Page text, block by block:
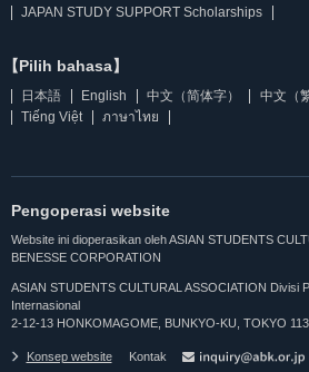
JAPAN STUDY SUPPORT Scholarships
【Pilih bahasa】
日本語 English 中文（简体字） 中文（
Tiếng Việt
ภาษาไทย
Pengoperasi website
Website ini dioperasikan oleh ASIAN STUDENTS
BENESSE CORPORATION
ASIAN STUDENTS CULTURAL ASSOCIATION Divisi
Internasional
2-12-13 HONKOMAGOME, BUNKYO-KU, TOKYO
Konsep website Kontak